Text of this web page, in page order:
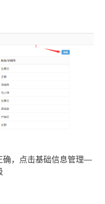
确，点击基础信息管理—